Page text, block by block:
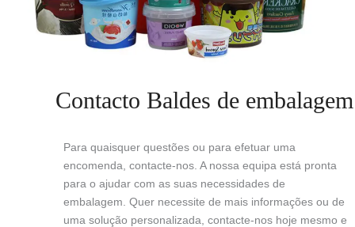
Contacto Baldes de embalagem
Para quaisquer questões ou para efetuar uma
encomenda, contacte-nos. A nossa equipa está pronta
para o ajudar com as suas necessidades de
embalagem. Quer necessite de mais informações ou de
uma solução personalizada, contacte-nos hoje mesmo e